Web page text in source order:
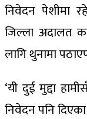
निवेदन पेशीमा
जिल्ला अदालत
लागि थुनामा
‘यी दुई मुद्दा
निवेदन पनि